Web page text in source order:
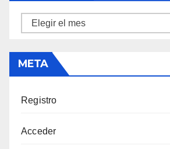
Archivos
META
Registro
Acceder